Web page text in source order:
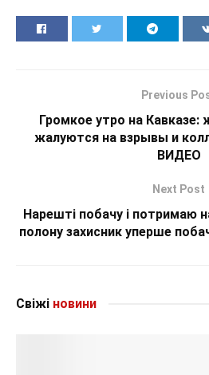
Previous
Громкое утро на Кавказе:
жалуются на взрывы и
ВИДЕО
Next Post
Нарешті побачу і потримаю
полону захисник уперше
Свіжі новини